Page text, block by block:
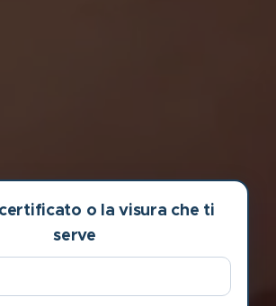
o la visura che ti
serve